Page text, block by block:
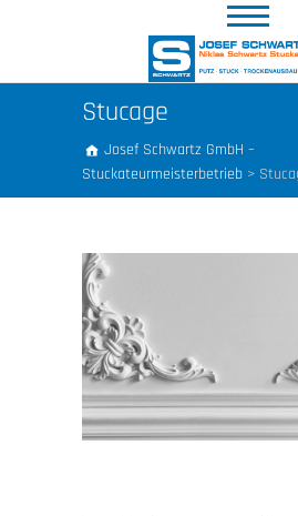
Stucage
Josef Schwartz GmbH –
Stuckateurmeisterbetrieb >